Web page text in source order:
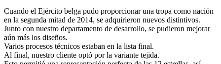
Cuando el Ejército belga pudo proporcionar una tropa como nación
en la segunda mitad de 2014, se adquirieron nuevos distintivos.
Junto con nuestro departamento de desarrollo, se pudieron mejorar
aún más los diseños.
Varios procesos técnicos estaban en la lista final.
Al final, nuestro cliente optó por la variante tejida.